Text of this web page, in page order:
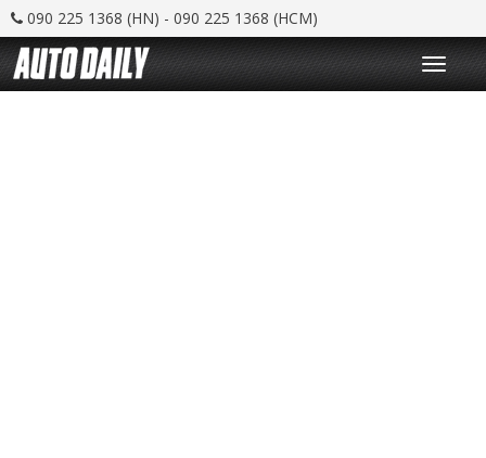
090 225 1368 (HN) - 090 225 1368 (HCM)
T
o
g